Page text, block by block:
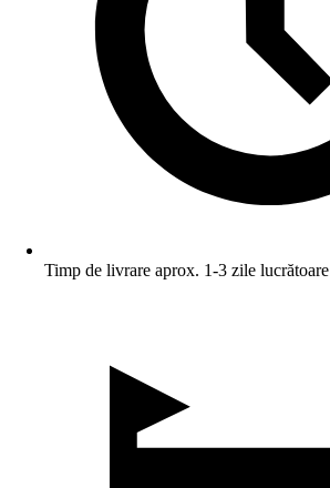
Timp de livrare aprox. 1-3 zile lucrătoare